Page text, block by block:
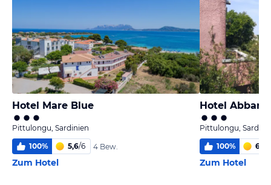
Hotel Mare Blue
Pittulongu, Sardinien
100% 5,6/6 4 Bew.
Zum Hotel
Hotel
Pittulongu,
100% 6,0
Zum Hotel